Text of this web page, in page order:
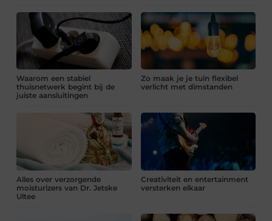
Waarom een stabiel
thuisnetwerk begint bij de
juiste aansluitingen
Zo maak je je tuin flexibel
verlicht met dimstanden
Alles over verzorgende
moisturizers van Dr. Jetske
Ultee
Creativiteit en entertainment
versterken elkaar